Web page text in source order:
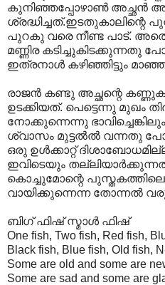
കുനിഞ്ഞപ്പോഴാൺ അച്ഛൻ
ശ്രദ്ധിച്ചത്.ഇടതുകാലിന്റെ
പുറകു വരെ നീണ്ട പാട്.
മണ്ണിര കടിച്ചുകിടക്കുന്നതു
ഇത്രനാൾ കഴിഞ്ഞിട്ടും
രാജൻ കണ്ടു അച്ഛന്റെ
ഉടക്കിയത്. പെട്ടെന്നു മുഖം
നോക്കുന്നെന്നു
ശ്വാസം മുട്ടൽൽ വന്നതു
ഒരു ഉൾക്കാറ്റ്
ഇവിടെയും
കൊച്ചുമോന്റെ പുസ്തകത്തിലെ
വായിക്കുന്നെന്ന തോന്നൽ
ബിഗ് ഫിഷ് സ്മാൾ ഫിഷ്
One fish, Two fish, Red fish,
Black fish, Blue fish, Old fish,
Some are old and some are
Some are sad and some are